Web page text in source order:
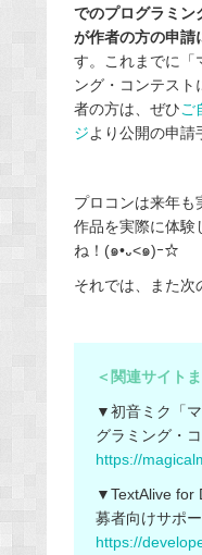
でのプログラミン
が作者の方の申請
す。これまでに「
ング・コンテス
者の方は、ぜひご
ジより公開の申請
プロコンは来年も
作品を実際に体験
ね！ (๑•᎑<๑)ｰ☆
それでは、また次
＜関連サイト
▼初音ミク「
グラミング・
https://
▼TextAlive for
募者向けサポー
https://